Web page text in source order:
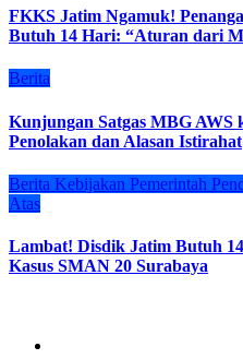
FKKS Jatim Ngamuk!
Butuh 14 Hari: “Aturan dari
Berita
Kunjungan Satgas MBG AWS
Penolakan dan Alasan Istirahat
Berita Kebijakan Pemerintah
Atas
Lambat! Disdik Jatim Butuh
Kasus SMAN 20 Surabaya